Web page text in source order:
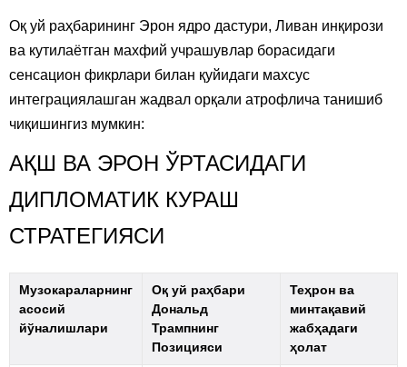
Оқ уй раҳбарининг Эрон ядро дастури, Ливан инқирози
ва кутилаётган махфий учрашувлар борасидаги
сенсацион фикрлари билан қуйидаги махсус
интеграциялашган жадвал орқали атрофлича танишиб
чиқишингиз мумкин:
АҚШ ВА ЭРОН ЎРТАСИДАГИ
ДИПЛОМАТИК КУРАШ
СТРАТЕГИЯСИ
Музокараларнинг
асосий
йўналишлари
Оқ уй раҳбари
Дональд
Трампнинг
Позицияси
Теҳрон ва
минтақавий
жабҳадаги
ҳолат